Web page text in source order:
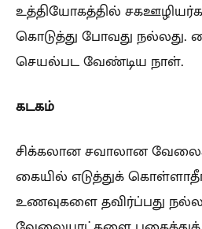
உத்தியோகத்தில்
கொடுத்து போவது நல்லது.
செயல்பட வேண்டிய நாள்.
கடகம்
சிக்கலான சவாலான
கையில் எடுத்துக்
உணவுகளை தவிர்ப்பது